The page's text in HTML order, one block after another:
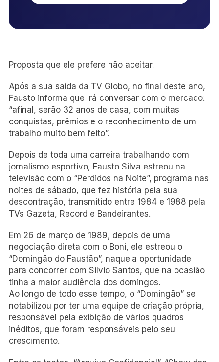
Proposta que ele prefere não aceitar.
Após a sua saída da TV Globo, no final deste ano,
Fausto informa que irá conversar com o mercado:
“afinal, serão 32 anos de casa, com muitas
conquistas, prêmios e o reconhecimento de um
trabalho muito bem feito”.
Depois de toda uma carreira trabalhando com
jornalismo esportivo, Fausto Silva estreou na
televisão com o “Perdidos na Noite”, programa nas
noites de sábado, que fez história pela sua
descontração, transmitido entre 1984 e 1988 pela
TVs Gazeta, Record e Bandeirantes.
Em 26 de março de 1989, depois de uma
negociação direta com o Boni, ele estreou o
“Domingão do Faustão”, naquela oportunidade
para concorrer com Silvio Santos, que na ocasião
tinha a maior audiência dos domingos.
Ao longo de todo esse tempo, o “Domingão” se
notabilizou por ter uma equipe de criação própria,
responsável pela exibição de vários quadros
inéditos, que foram responsáveis pelo seu
crescimento.